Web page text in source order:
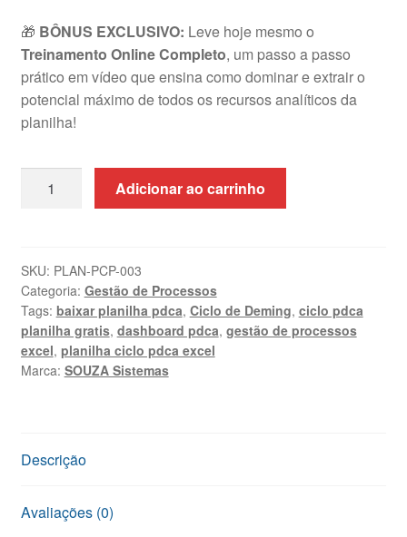
🎁 BÔNUS EXCLUSIVO: Leve hoje mesmo o
Treinamento Online Completo, um passo a passo
prático em vídeo que ensina como dominar e extrair o
potencial máximo de todos os recursos analíticos da
planilha!
Ciclo
+
Curso
Online
|
SOUZA
Sistemas
Adicionar ao carrinho
SKU: PLAN-PCP-003
Categoria: Gestão de Processos
Tags: baixar planilha pdca, Ciclo de Deming, ciclo pdca
planilha gratis, dashboard pdca, gestão de processos
excel, planilha ciclo pdca excel
Marca: SOUZA Sistemas
Descrição
Avaliações (0)